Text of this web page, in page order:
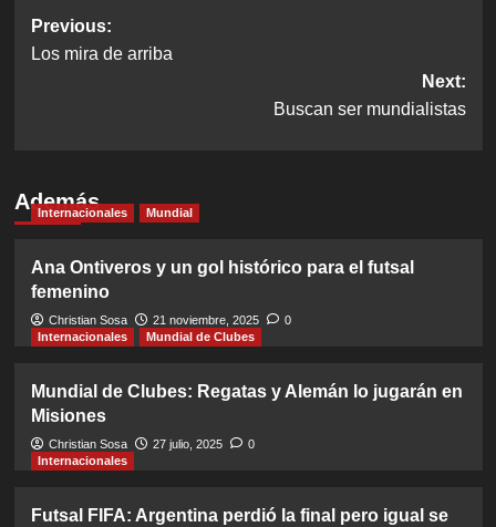
Post
navigation
Previous:
Los mira de arriba
Next:
Buscan ser mundialistas
Además
Internacionales Mundial
Ana Ontiveros y un gol histórico para el futsal
femenino
Christian Sosa 21 noviembre, 2025
0
Internacionales
Mundial de Clubes
Mundial de Clubes: Regatas y Alemán lo jugarán en
Misiones
Christian Sosa 27 julio, 2025
0
Internacionales
Futsal FIFA: Argentina perdió la final pero igual se